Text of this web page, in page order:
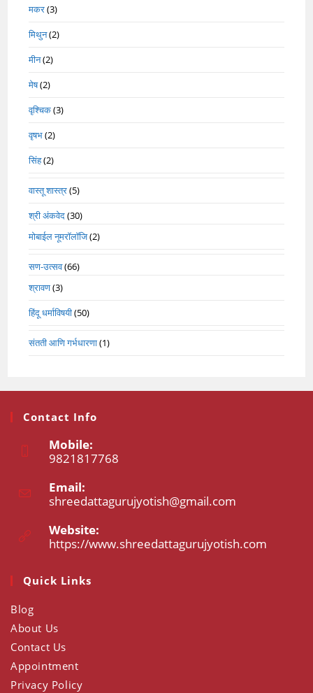
मकर(3)
मिथुन(2)
मीन(2)
मेष(2)
वृश्चिक(3)
वृषभ(2)
सिंह(2)
वास्तू शास्त्र(5)
श्री अंकवेद(30)
मोबाईल नूमरॉलॉजि(2)
सण-उत्सव(66)
श्रावण(3)
हिंदू धर्माविषयी(50)
संतती आणि गर्भधारणा(1)
Contact Info
Mobile:
9821817768
in
your
application
Email:
shreedattagurujyotish@gmail.com
Website:
https://www.shreedattagurujyotish.com
Quick Links
Blog
About Us
Contact Us
Appointment
Privacy Policy